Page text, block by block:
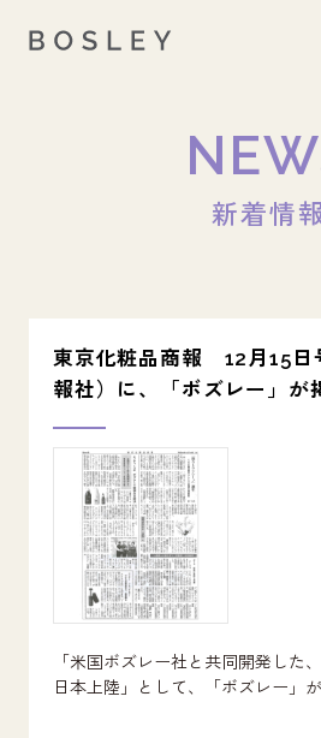
新着情
東京化粧品商報 12月15日
報社）に、「ボズレー」が
「米国ボズレー社と共同開発した
日本上陸」として、「ボズレー」